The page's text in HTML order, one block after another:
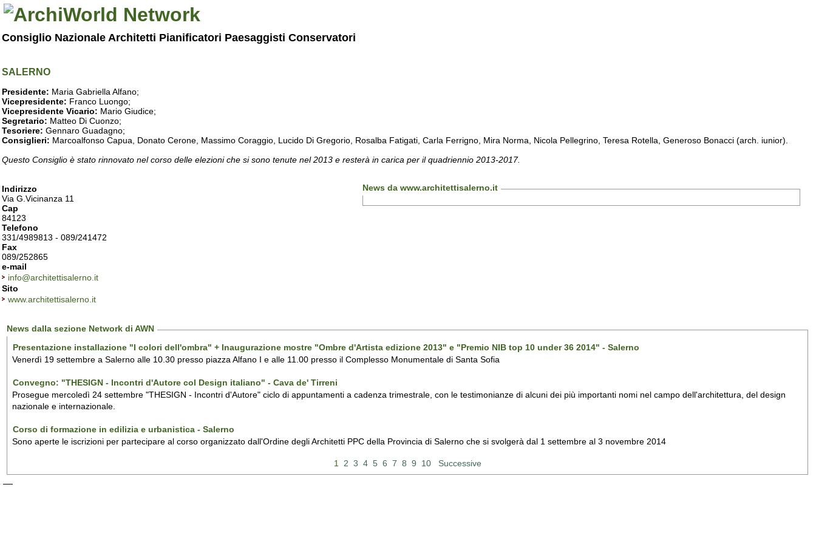
Consiglio Nazionale Architetti Pianificatori Paesaggisti Conservatori
SALERNO
Presidente: Maria Gabriella Alfano;
Vicepresidente: Franco Luongo;
Vicepresidente Vicario: Mario Giudice;
Segretario: Matteo Di Cuonzo;
Tesoriere: Gennaro Guadagno;
Consiglieri: Marcoalfonso Capua, Donato Cerone, Massimo Coraggio, Lucido Di Gregorio, Rosalba Fatigati, Carla Ferrigno, Mira Norma, Nicola Pellegrino, Teresa Rotella, Generoso Bonacci (arch. iunior).
Questo Consiglio è stato rinnovato nel corso delle elezioni che si sono tenute nel 2013 e resterà in carica per il quadriennio 2013-2017.
Indirizzo
Via G.Vicinanza 11
Cap
84123
Telefono
331/4989813 - 089/241472
Fax
089/252865
e-mail
info@architettisalerno.it
Sito
www.architettisalerno.it
News da www.architettisalerno.it
News dalla sezione Network di AWN
Presentazione installazione "I colori dell'ombra" + Inaugurazione mostre "Ombre d'Artista edizione 2013" e "Premio NIB top 10 under 36 2014" - Salerno
Venerdì 19 settembre a Salerno alle 10.30 presso piazza Alfano I e alle 11.00 presso il Complesso Monumentale di Santa Sofia
Convegno: "THESIGN - Incontri d'Autore col Design italiano" - Cava de' Tirreni
Prosegue mercoledì 24 settembre "THESIGN - Incontri d'Autore" ciclo di appuntamenti a cadenza trimestrale, con le testimonianze di alcuni dei più importanti nomi nel campo dell'architettura, del design
nazionale e internazionale.
Corso di formazione in edilizia e urbanistica - Salerno
Sono aperte le iscrizioni per partecipare al corso organizzato dall'Ordine degli Architetti PPC della Provincia di Salerno che si svolgerà dal 1 settembre al 3 novembre 2014
1 2 3 4 5 6 7 8 9 10 Successive